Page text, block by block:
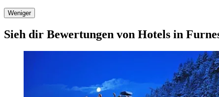
Weniger
Sieh dir Bewertungen von Hotels in